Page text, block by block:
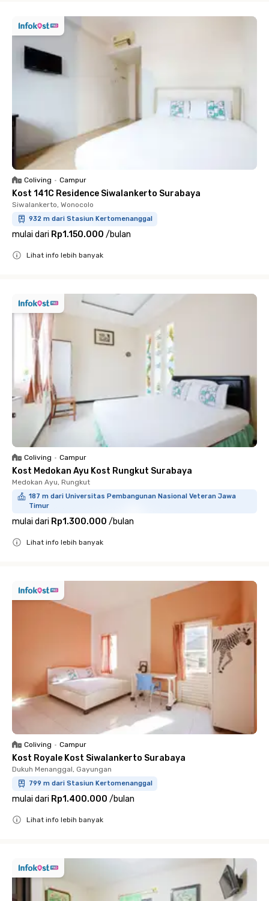
Coliving • Campur
Kost 141C Residence Siwalankerto Surabaya
Siwalankerto, Wonocolo
932 m dari Stasiun Kertomenanggal
mulai dari Rp1.150.000 /bulan
Lihat info lebih banyak
Coliving • Campur
Kost Medokan Ayu Kost Rungkut Surabaya
Medokan Ayu, Rungkut
187 m dari Universitas Pembangunan Nasional Veteran Jawa
Timur
mulai dari Rp1.300.000 /bulan
Lihat info lebih banyak
Coliving • Campur
Kost Royale Kost Siwalankerto Surabaya
Dukuh Menanggal, Gayungan
799 m dari Stasiun Kertomenanggal
mulai dari Rp1.400.000 /bulan
Lihat info lebih banyak